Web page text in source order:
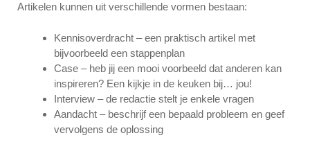
Artikelen kunnen uit verschillende vormen bestaan:
Kennisoverdracht – een praktisch artikel met
bijvoorbeeld een stappenplan
Case – heb jij een mooi voorbeeld dat anderen kan
inspireren? Een kijkje in de keuken bij… jou!
Interview – de redactie stelt je enkele vragen
Aandacht – beschrijf een bepaald probleem en geef
vervolgens de oplossing